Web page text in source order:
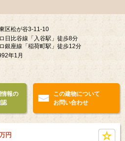
区松が谷3-11-10
日比谷線「入谷駅」徒歩8分
銀座線「稲荷町駅」徒歩12分
年1月
報の
この建物について
お問い合わせ
円